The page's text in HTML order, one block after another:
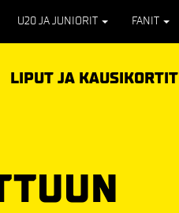
U20 JA JUNIORIT FANIT
LIPUT JA KAUSIKORTIT